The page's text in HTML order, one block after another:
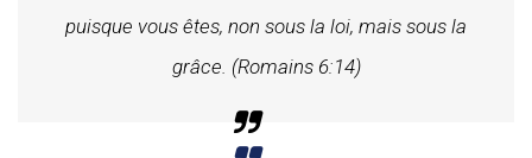
puisque vous êtes, non sous la loi, mais sous la
grâce. (Romains 6:14)